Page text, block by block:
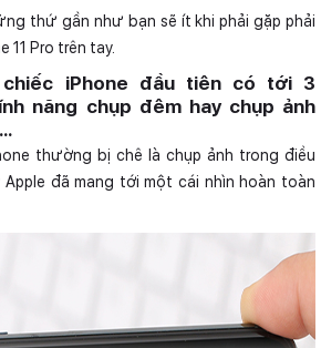
thứ gần như bạn sẽ ít khi phải gặp phải
11 Pro trên tay.
chiếc iPhone đầu tiên có tới 3
năng chụp đêm hay chụp ảnh
thường bị chê là chụp ảnh trong điều
Apple đã mang tới một cái nhìn hoàn toàn